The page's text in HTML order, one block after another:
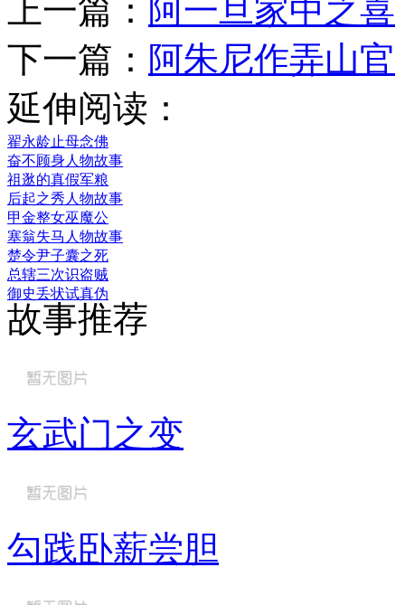
上一篇： 阿一旦家中之喜
下一篇： 阿朱尼作弄山官
延伸阅读：
翟永龄止母念佛
奋不顾身人物故事
祖逖的真假军粮
后起之秀人物故事
甲金整女巫魔公
塞翁失马人物故事
楚令尹子囊之死
总辖三次识盗贼
御史丢状试真伪
故事推荐
玄武门之变
勾践卧薪尝胆